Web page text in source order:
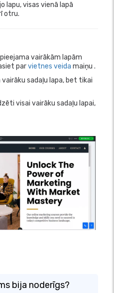
visas vienā lapā
otru.
vairākām lapām
parvietnes veida maiņu .
sadaļu lapa, bet tikai
visai vairāku sadaļu lapai,
bija noderīgs?